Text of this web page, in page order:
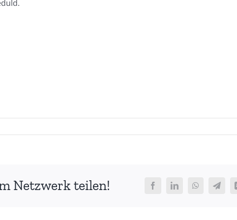
Netzwerk teilen! FacebookLinkedInWhatsApp